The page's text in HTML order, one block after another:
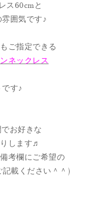
ス60cmと
囲気です♪
ご指定できる
ネックレス
す♪
お好きな
します♬
考欄にご希望の
載ください＾＾)